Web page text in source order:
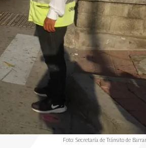
Foto: Secretaría de Tránsito de